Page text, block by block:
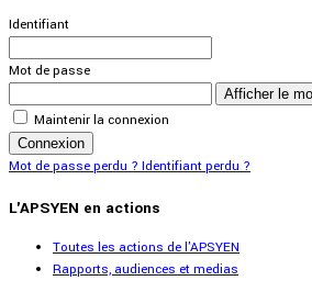
Identifiant
Mot de passe
Afficher le
Maintenir la connexion
Connexion
Mot de passe perdu ?Identifiant perdu ?
L'APSYEN en actions
Toutes les actions de l'APSYEN
Rapports, audiences et medias